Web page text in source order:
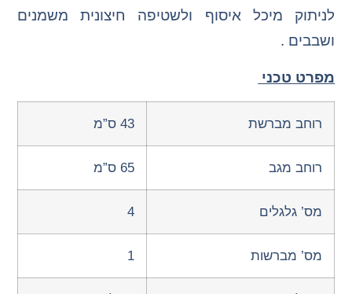
לניתוק מיכל איסוף ולשטיפה חיצונית משמנים
ושבבים .
מפרט טכני
רוחב מברשת 43 ס”מ
רוחב מגב 65 ס”מ
מס’ גלגלים 4
מס’ מברשות 1